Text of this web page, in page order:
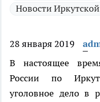
Новости
28 января 2019
В настоящее
России по
уголовное дело в